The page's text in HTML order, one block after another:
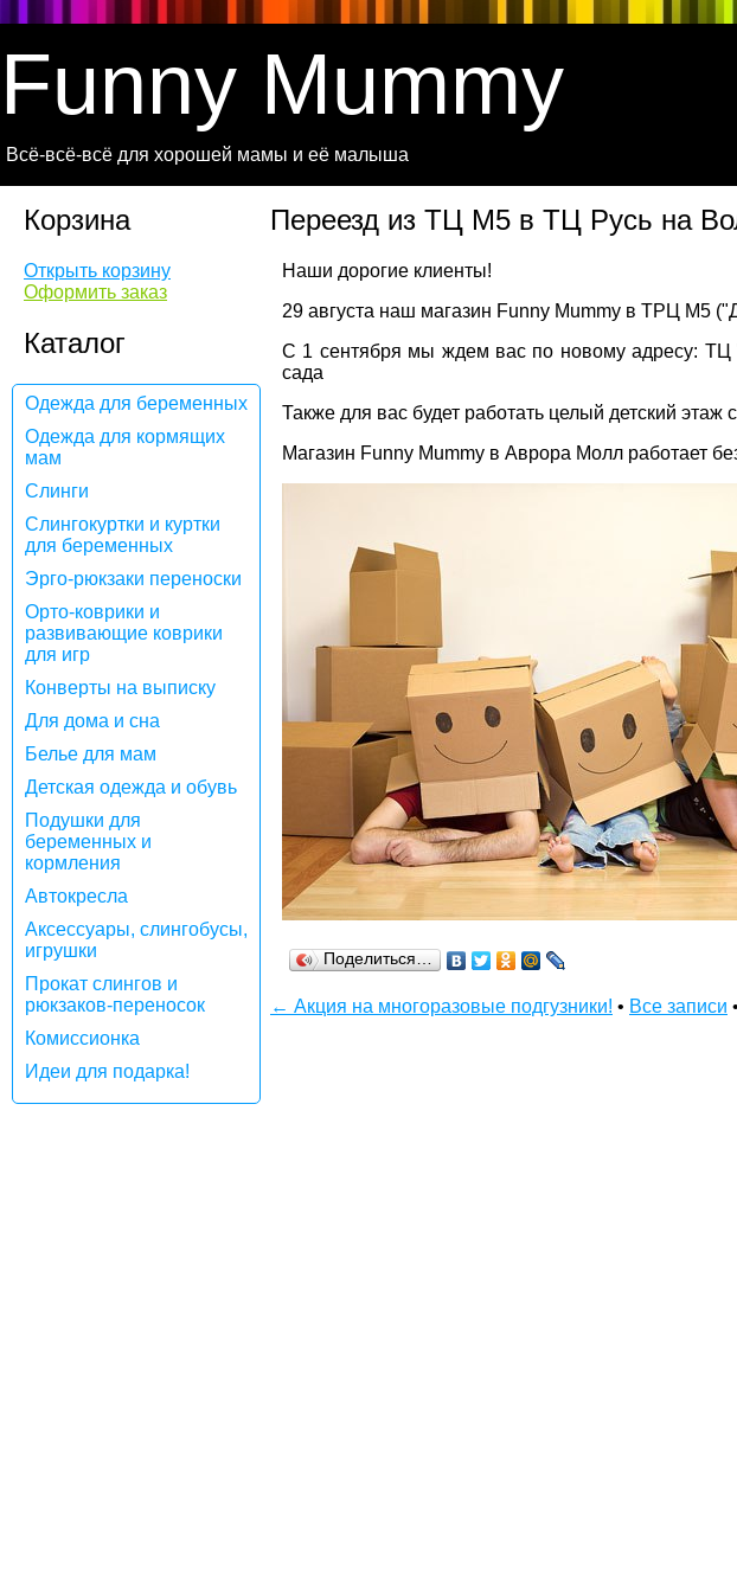
Funny Mummy
Всё-всё-всё для хорошей мамы и её малыша
Корзина
Открыть корзину
Оформить заказ
Каталог
Одежда для беременных
Одежда для кормящих
мам
Слинги
Слингокуртки и куртки
для беременных
Эрго-рюкзаки переноски
Орто-коврики и
развивающие коврики
для игр
Конверты на выписку
Для дома и сна
Белье для мам
Детская одежда и обувь
Подушки для
беременных и
кормления
Автокресла
Аксессуары, слингобусы,
игрушки
Прокат слингов и
рюкзаков-переносок
Комиссионка
Идеи для подарка!
Переезд из ТЦ М5 в ТЦ Русь на
Наши дорогие клиенты!
29 августа наш магазин Funny Mummy в ТРЦ М5
С 1 сентября мы ждем вас по новому адресу: ТЦ
сада
Также для вас будет работать целый детский этаж
Магазин Funny Mummy в Аврора Молл работает
Поделиться…
← Акция на многоразовые подгузники! • Все записи •